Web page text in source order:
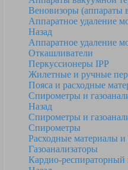
Веновизоры (аппараты
Аппаратное удаление
Назад
Аппаратное удаление
Откашливатели
Перкуссионеры IPP
Жилетные и ручные
Пояса и расходные
Спирометры и
Назад
Спирометры и
Спирометры
Расходные материалы и
Газоанализаторы
Кардио-респираторный